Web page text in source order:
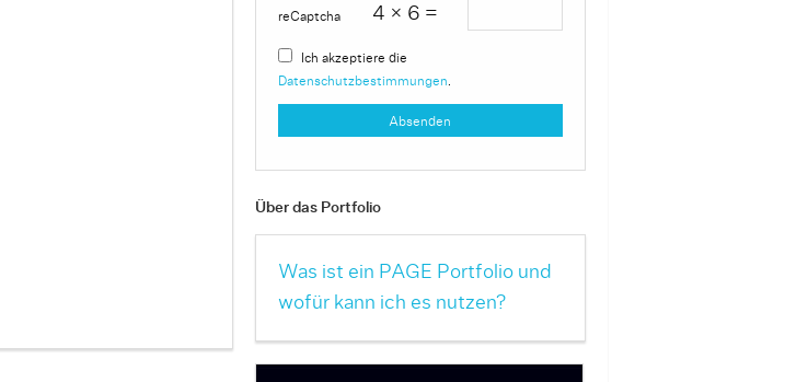
reCaptcha 4 × 6 =
Ich akzeptiere die
Datenschutzbestimmungen
Über das Portfolio
Was ist ein PAGE Portfolio und
wofür kann ich es nutzen?